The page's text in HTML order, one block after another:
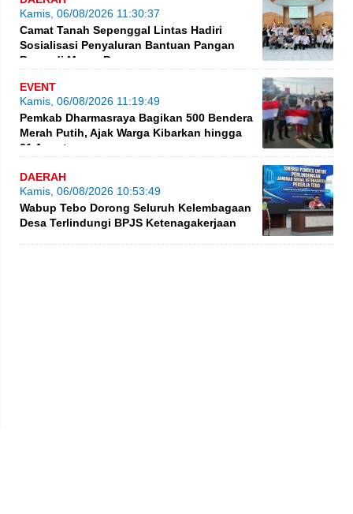
Kamis, 06/08/2026 11:30:37
Camat Tanah Sepenggal Lintas Hadiri
Sosialisasi Penyaluran Bantuan Pangan
Beras di Muara Bungo
EVENT
Kamis, 06/08/2026 11:19:49
Pemkab Dharmasraya Bagikan 500 Bendera
Merah Putih, Ajak Warga Kibarkan hingga
31 Agustus
DAERAH
Kamis, 06/08/2026 10:53:49
Wabup Tebo Dorong Seluruh Kelembagaan
Desa Terlindungi BPJS Ketenagakerjaan